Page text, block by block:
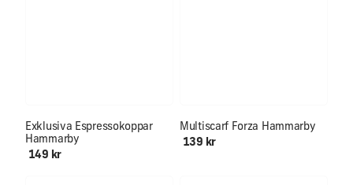
Exklusiva Espressokoppar
Hammarby
149 kr
Multiscarf Forza Hammarby
139 kr